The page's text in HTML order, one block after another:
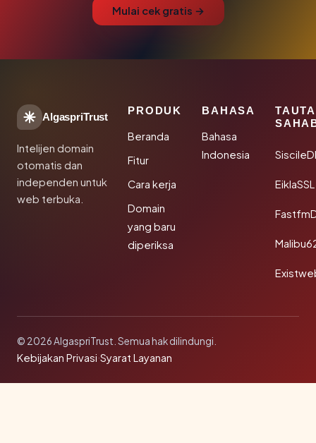
Mulai cek gratis →
AlgaspriTrust
Intelijen domain
otomatis dan
independen untuk
web terbuka.
PRODUK
Beranda
Fitur
Cara kerja
Domain
yang baru
diperiksa
BAHASA
Bahasa
Indonesia
EiklaSSL
© 2026 AlgaspriTrust. Semua hak dilindungi.
Kebijakan Privasi·Syarat Layanan